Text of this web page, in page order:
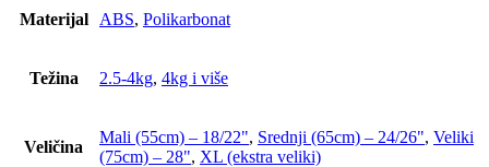
Materijal ABS, Polikarbonat
Težina 2.5-4kg, 4kg i više
Veličina
Mali (55cm) – 18/22", Srednji (65cm) – 24/26", Veliki
(75cm) – 28", XL (ekstra veliki)